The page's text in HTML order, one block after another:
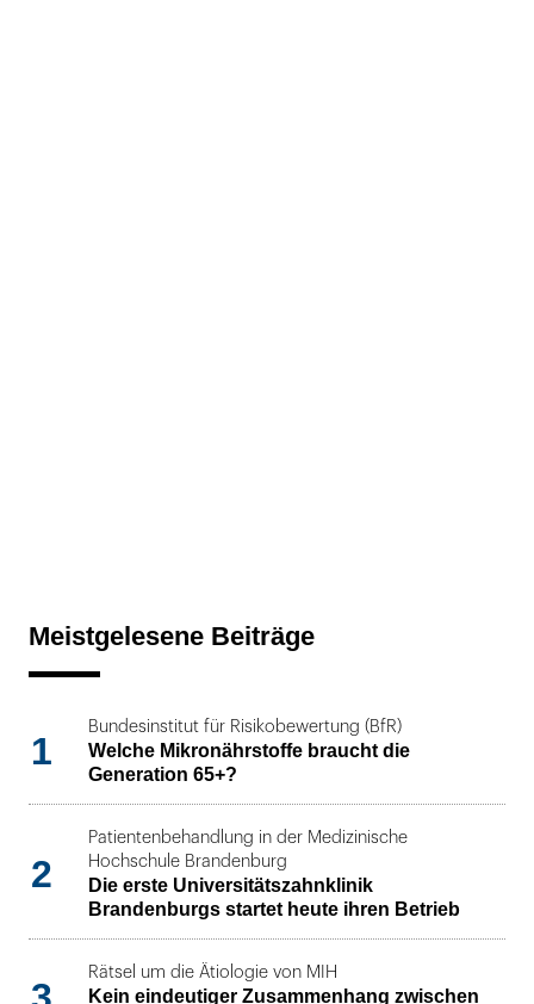
Meistgelesene Beiträge
1
Bundesinstitut für Risikobewertung (BfR)
Welche Mikronährstoffe braucht die
Generation 65+?
2
Patientenbehandlung in der Medizinische
Hochschule Brandenburg
Die erste Universitätszahnklinik
Brandenburgs startet heute ihren Betrieb
Rätsel um die Ätiologie von MIH
Kein eindeutiger Zusammenhang zwischen